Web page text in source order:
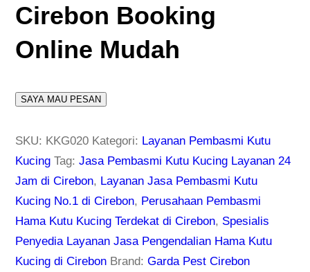
Cirebon Booking
Online Mudah
SAYA MAU PESAN
SKU: KKG020 Kategori: Layanan Pembasmi Kutu
Kucing Tag:Jasa Pembasmi Kutu Kucing Layanan 24
Jam di Cirebon, Layanan Jasa Pembasmi Kutu
Kucing No.1 di Cirebon, Perusahaan Pembasmi
Hama Kutu Kucing Terdekat di Cirebon, Spesialis
Penyedia Layanan Jasa Pengendalian Hama Kutu
Kucing di Cirebon Brand:Garda Pest Cirebon